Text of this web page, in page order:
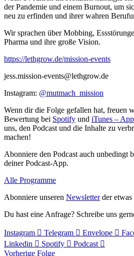
der Pandemie und einem Burnout, um
neu zu erfinden und ihrer wahren
Wir sprachen über Mobbing,
Pharma und ihre große Vision.
https://lethgrow.de/mission-events
jess.mission-events@lethgrow.de
Instagram: @mutmach_mission
Wenn dir die Folge gefallen hat, freuen
Bewertung bei Spotify und iTunes –
uns, den Podcast und die Inhalte zu
machen!
Abonniere den Podcast auch unbedingt
deiner Podcast-App.
Alle Programme
Abonniere unseren Newsletterder etwas
Du hast eine Anfrage? Schreibe uns
Instagram Telegram Envelope
Linkedin
Spotify
Podcast
Vorherige Folge